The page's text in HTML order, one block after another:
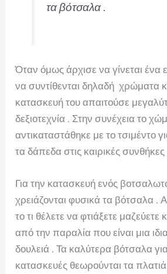
τα βότσαλα .
Όταν όμως άρχισε να γίνεται ένα
να συντίθενται δηλαδή χρώματα
κατασκευή του απαιτούσε
δεξιοτεχνία . Στην συνέχεια το
αντικαταστάθηκε με το τσιμέντο
τα δάπεδα στις καιρικές συνθήκες
Για την κατασκευή ενός
χρειάζονται φυσικά τα βότσαλα .
το τι θέλετε να φτιάξετε μαζεύετε
από την παραλία που είναι μια
δουλειά . Τα καλύτερα βότσαλα για
κατασκευές θεωρούνται τα